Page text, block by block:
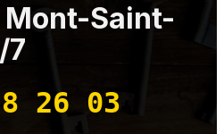
Saint-
7
26 03